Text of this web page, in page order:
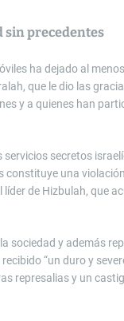
sin precedentes
ha dejado al
que le dio las
y a quienes han
secretos
constituye una
de Hizbulah, que
sociedad y además
“un duro y
represalias y un